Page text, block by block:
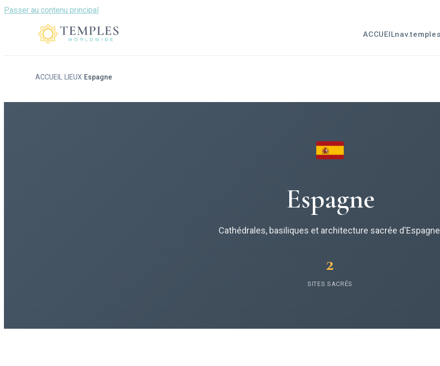
Passer au contenu principal
ACCUEIL
ACCUEIL LIEUX Espagne
Espagne
Cathédrales, basiliques et architecture sacrée
2
SITES SACRÉS